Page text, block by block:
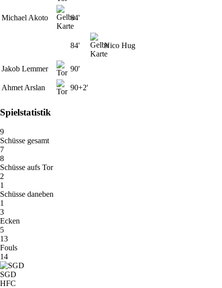
Michael Akoto 64'
84' Nico Hug
Jakob Lemmer 90'
Ahmet Arslan 90+2'
Spielstatistik
9
Schüsse gesamt
7
8
Schüsse aufs Tor
2
1
Schüsse daneben
1
3
Ecken
5
13
Fouls
14
SGD
HFC